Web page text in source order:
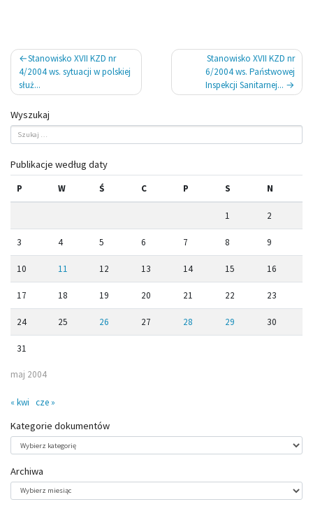
Nawigacja
wpisu
Stanowisko XVII KZD nr
4/2004 ws. sytuacji w polskiej
służ...
Stanowisko XVII KZD nr
6/2004 ws. Państwowej
Inspekcji Sanitarnej...
Wyszukaj
Publikacje według daty
maj 2004
P W Ś C P S N
1 2
3 4 5 6 7 8 9
10 11 12 13 14 15 16
17 18 19 20 21 22 23
24 25 26 27 28 29 30
31
« kwi cze »
Kategorie dokumentów
dokumentów
Archiwa
Archiwa